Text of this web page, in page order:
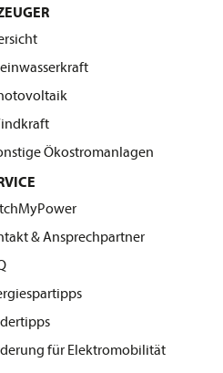
Ökostromanlagen
& Ansprechpartner
für Elektromobilität